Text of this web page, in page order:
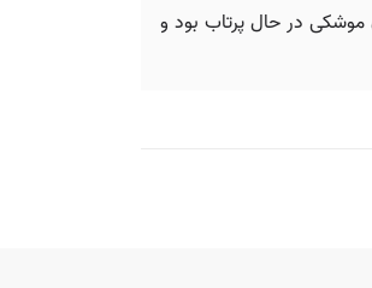
که در آن موشکی در حال پرتاب بود و